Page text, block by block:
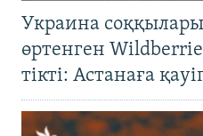
Украина
өртенген
тікті: Астанаға